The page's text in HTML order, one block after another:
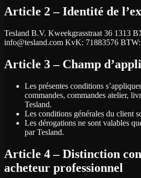
Article 2 – Identité de
Tesland B.V. Kweekgrasstraat 36 1313
info@tesland.com KvK: 71883576
Article 3 – Champ
Les présentes conditions
commandes, commandes atelier,
Tesland.
Les conditions générales du client
Les dérogations ne sont valables
par Tesland.
Article 4 – Distinction
acheteur professionnel